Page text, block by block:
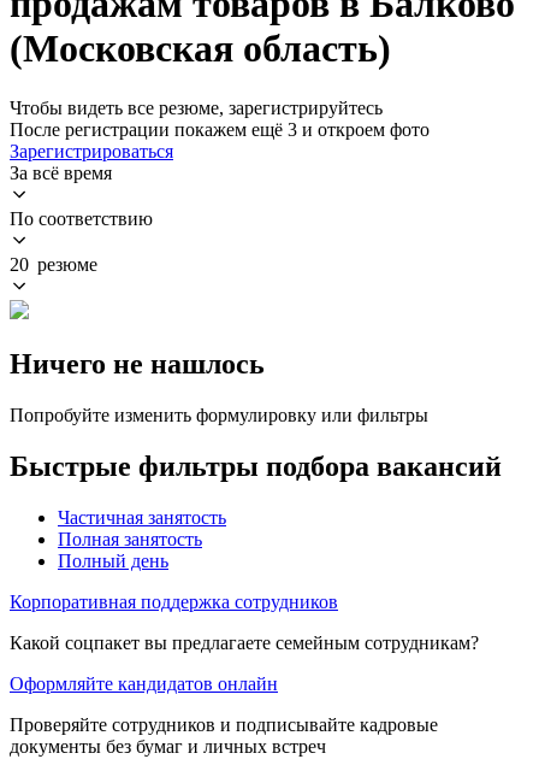
(Московская область)
Чтобы видеть все резюме, зарегистрируйтесь
После регистрации покажем ещё 3 и откроем фото
Зарегистрироваться
За всё время
По соответствию
20 резюме
Ничего не нашлось
Попробуйте изменить формулировку или фильтры
Быстрые фильтры подбора вакансий
Частичная занятость
Полная занятость
Полный день
Корпоративная поддержка сотрудников
Какой соцпакет вы предлагаете семейным сотрудникам?
Оформляйте кандидатов онлайн
Проверяйте сотрудников и подписывайте кадровые
документы без бумаг и личных встреч